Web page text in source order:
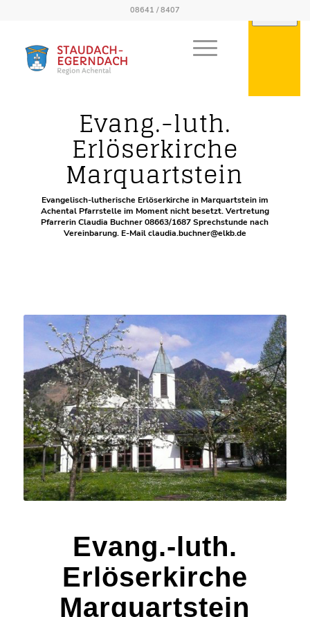
08641 / 8407
Evang.-luth.
Erlöserkirche
Marquartstein
Evangelisch-lutherische Erlöserkirche in Marquartstein im
Achental Pfarrstelle im Moment nicht besetzt. Vertretung
Pfarrerin Claudia Buchner 08663/1687 Sprechstunde nach
Vereinbarung. E-Mail claudia.buchner@elkb.de
Evang.-luth.
Erlöserkirche
Marquartstein